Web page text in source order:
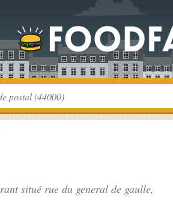
situé rue du general de gaulle,